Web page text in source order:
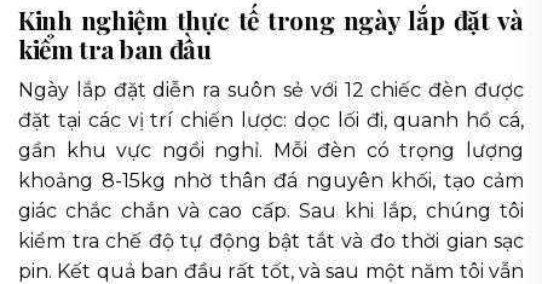
Kinh nghiệm thực tế trong ngày lắp đặt và
kiểm tra ban đầu
Ngày lắp đặt diễn ra suôn sẻ với 12 chiếc đèn được
đặt tại các vị trí chiến lược: dọc lối đi, quanh hồ cá,
gần khu vực ngồi nghỉ. Mỗi đèn có trọng lượng
khoảng 8-15kg nhờ thân đá nguyên khối, tạo cảm
giác chắc chắn và cao cấp. Sau khi lắp, chúng tôi
kiểm tra chế độ tự động bật tắt và đo thời gian sạc
pin. Kết quả ban đầu rất tốt, và sau một năm tôi vẫn